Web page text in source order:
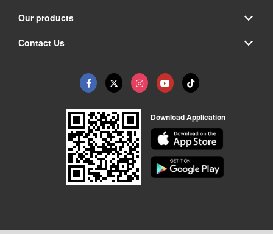
Our products
Contact Us
Download Application